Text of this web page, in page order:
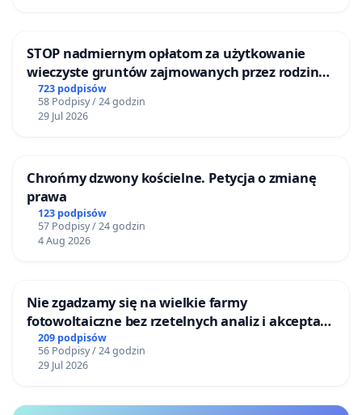
STOP nadmiernym opłatom za użytkowanie
wieczyste gruntów zajmowanych przez rodzinne
ogrody działkowe.
723 podpisów
58 Podpisy / 24 godzin
29 Jul 2026
Chrońmy dzwony kościelne. Petycja o zmianę
prawa
123 podpisów
57 Podpisy / 24 godzin
4 Aug 2026
Nie zgadzamy się na wielkie farmy
fotowoltaiczne bez rzetelnych analiz i akceptacji
mieszkańców
209 podpisów
56 Podpisy / 24 godzin
29 Jul 2026